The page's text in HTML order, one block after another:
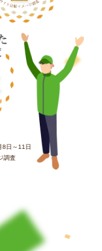
8日～11日
調査